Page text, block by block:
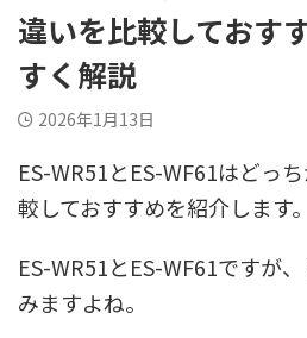
違いを比較しておす
すく解説
2026年1月13日
ES-WR51とES-WF61はどっ
較しておすすめを紹介します。
ES-WR51とES-WF61ですが
みますよね。